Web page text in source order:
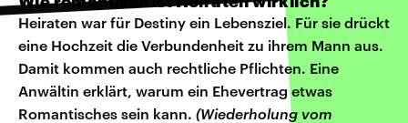
Heiraten war für Destiny ein Lebensziel. Für sie drückt
eine Hochzeit die Verbundenheit zu ihrem Mann aus.
Damit kommen auch rechtliche Pflichten. Eine
Anwältin erklärt, warum ein Ehevertrag etwas
Romantisches sein kann. (Wiederholung vom